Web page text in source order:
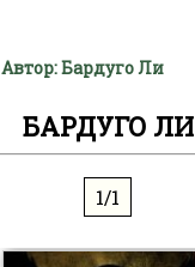
Автор: Бардуго Ли
БАРДУГО ЛИ
1/1